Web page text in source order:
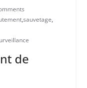
,sauvetage,
de